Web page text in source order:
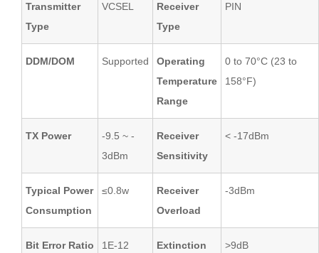
Transmitter
Type
VCSEL
Receiver
Type
PIN
DDM/DOM Supported
Operating
Temperature
Range
0 to 70°C (23 to
158°F)
TX Power
-9.5 ~ -
3dBm
Receiver
Sensitivity
< -17dBm
Typical Power
Consumption
≤0.8w
Receiver
Overload
-3dBm
Bit Error Ratio
1E-12
Extinction
>9dB